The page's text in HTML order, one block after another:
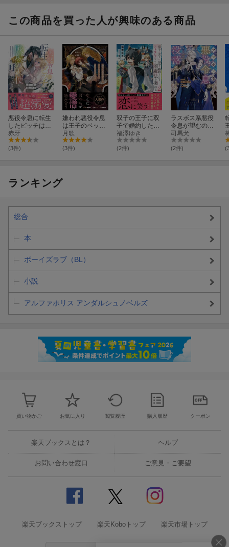
この商品を買った人が興味のある商品
悪役令息に転生
したビッチは戦
場の天使と呼ば
れています。
赤牙
(3件)
嫌われ悪役令息
は王子のベッド
で前世を思い出
す
月歌
(3件)
双子の王子に双
子で婚約したけ
ど「じゃない
方」だから闇魔
法を極める
福澤ゆき
(2件)
ラスボス系悪役
令息が望むの
は、原作通りの
没落ルート
司馬犬
(2件)
ランキング
総合
本
ボーイズラブ（BL）
小説
アルファポリス アンダルシュノベルズ
買い物かご お気に入り 閲覧履歴 購入履歴 クーポン
楽天ブックスとは？ ヘルプ
お問い合わせ窓口 ご意見・ご要望
楽天ブックストップ 楽天Koboトップ 楽天市場トップ